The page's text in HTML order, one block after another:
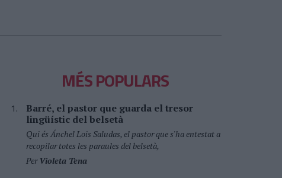
MÉS POPULARS
Barré, el pastor que guarda el tresor
lingüístic del belsetà
Qui és Ánchel Lois Saludas, el pastor que s'ha entestat a
recopilar totes les paraules del belsetà,
PerVioleta Tena